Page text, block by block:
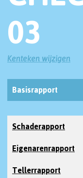
03
Kenteken wijzigen
Basisrapport
Schaderapport
Eigenarenrapport
Tellerrapport